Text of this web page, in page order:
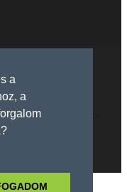
a
a
szolgálnak, az